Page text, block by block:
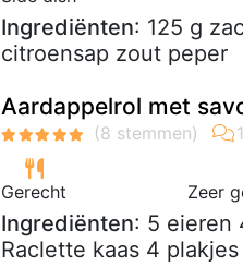
Ingrediënten: 125 g
citroensap zout peper
Aardappelrol met
Gerecht Zeer
Ingrediënten: 5 eieren
Raclette kaas 4